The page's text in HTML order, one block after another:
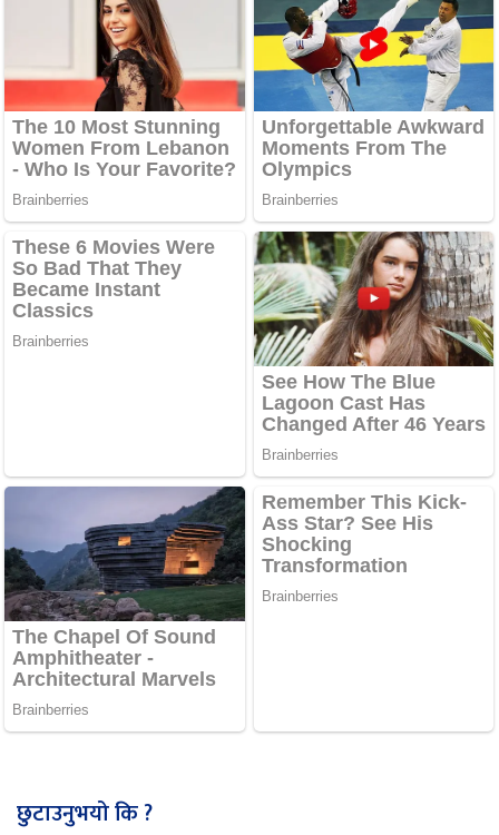
छुटाउनुभयो कि ?